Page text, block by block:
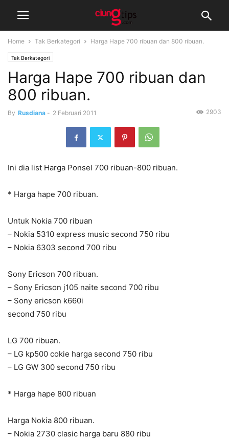
Home Tak Berkategori Harga Hape 700 ribuan dan 800 ribuan.
Tak Berkategori
Harga Hape 700 ribuan dan
800 ribuan.
By Rusdiana - 2 Februari 2011 2903
Ini dia list Harga Ponsel 700 ribuan-800 ribuan.
* Harga hape 700 ribuan.
Untuk Nokia 700 ribuan
– Nokia 5310 express music second 750 ribu
– Nokia 6303 second 700 ribu
Sony Ericson 700 ribuan.
– Sony Ericson j105 naite second 700 ribu
– Sony ericson k660i
second 750 ribu
LG 700 ribuan.
– LG kp500 cokie harga second 750 ribu
– LG GW 300 second 750 ribu
* Harga hape 800 ribuan
Harga Nokia 800 ribuan.
– Nokia 2730 clasic harga baru 880 ribu